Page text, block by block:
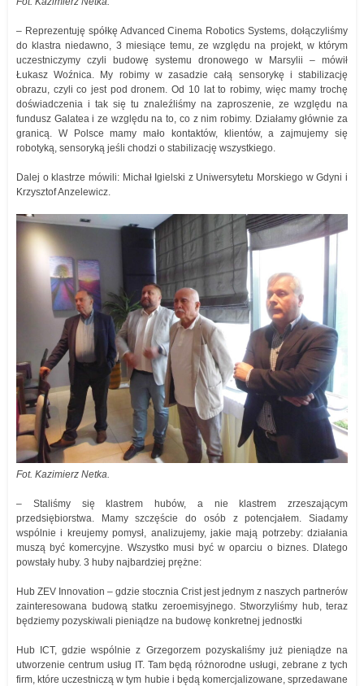
– Reprezentuję spółkę Advanced Cinema Robotics Systems, dołączyliśmy
do klastra niedawno, 3 miesiące temu, ze względu na projekt, w którym
uczestniczymy czyli budowę systemu dronowego w Marsylii – mówił
Łukasz Woźnica. My robimy w zasadzie całą sensorykę i stabilizację
obrazu, czyli co jest pod dronem. Od 10 lat to robimy, więc mamy trochę
doświadczenia i tak się tu znaleźliśmy na zaproszenie, ze względu na
fundusz Galatea i ze względu na to, co z nim robimy. Działamy głównie za
granicą. W Polsce mamy mało kontaktów, klientów, a zajmujemy się
robotyką, sensoryką jeśli chodzi o stabilizację wszystkiego.
Dalej o klastrze mówili: Michał Igielski z Uniwersytetu Morskiego w Gdyni i
Krzysztof Anzelewicz.
Fot. Kazimierz Netka.
– Staliśmy się klastrem hubów, a nie klastrem zrzeszającym
przedsiębiorstwa. Mamy szczęście do osób z potencjałem. Siadamy
wspólnie i kreujemy pomysł, analizujemy, jakie mają potrzeby: działania
muszą być komercyjne. Wszystko musi być w oparciu o biznes. Dlatego
powstały huby. 3 huby najbardziej prężne:
Hub ZEV Innovation – gdzie stocznia Crist jest jednym z naszych partnerów
zainteresowana budową statku zeroemisyjnego. Stworzyliśmy hub, teraz
będziemy pozyskiwali pieniądze na budowę konkretnej jednostki
Hub ICT, gdzie wspólnie z Grzegorzem pozyskaliśmy już pieniądze na
utworzenie centrum usług IT. Tam będą różnorodne usługi, zebrane z tych
firm, które uczestniczą w tym hubie i będą komercjalizowane, sprzedawane